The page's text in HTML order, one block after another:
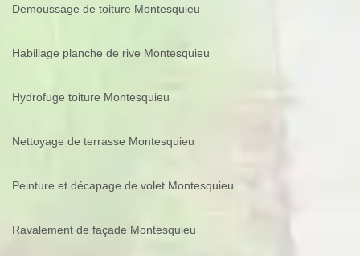
Demoussage de toiture Montesquieu
Habillage planche de rive Montesquieu
Hydrofuge toiture Montesquieu
Nettoyage de terrasse Montesquieu
Peinture et décapage de volet Montesquieu
Ravalement de façade Montesquieu